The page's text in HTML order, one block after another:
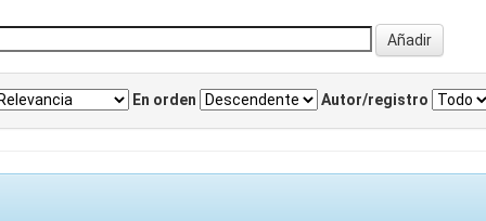
En orden Autor/registro